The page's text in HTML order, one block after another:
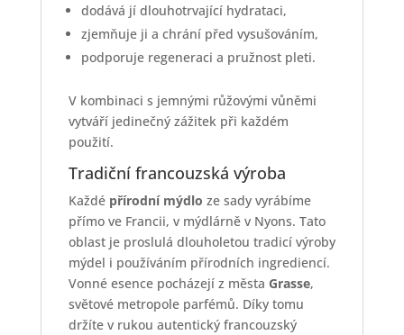
dodává jí dlouhotrvající hydrataci,
zjemňuje ji a chrání před vysušováním,
podporuje regeneraci a pružnost pleti.
V kombinaci s jemnými růžovými vůněmi
vytváří jedinečný zážitek při každém
použití.
Tradiční francouzská výroba
Každé přírodní mýdlo ze sady vyrábíme
přímo ve Francii, v mýdlárně v Nyons. Tato
oblast je proslulá dlouholetou tradicí výroby
mýdel i používáním přírodních ingrediencí.
Vonné esence pocházejí z města Grasse,
světové metropole parfémů. Díky tomu
držíte v rukou autentický francouzský